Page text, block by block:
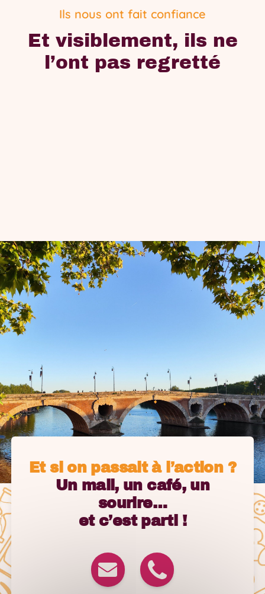
Ils nous ont fait confiance
Et visiblement, ils ne
l’ont pas regretté
Et si on passait à l’action ?
Un mail, un café, un
sourire…
et c’est parti !